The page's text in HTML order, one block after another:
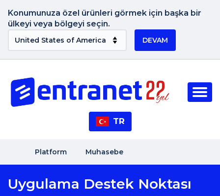
Konumunuza özel ürünleri görmek için başka bir
ülkeyi veya bölgeyi seçin.
DEVAM
TR
Platform Muhasebe
Uygulama Destek Noktası